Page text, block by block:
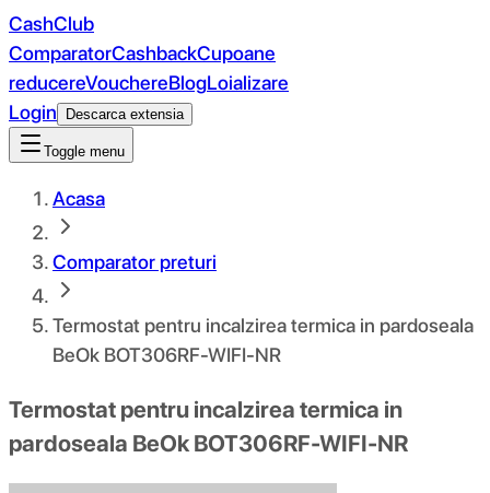
CashClub
ComparatorCashbackCupoane
reducereVouchereBlogLoializare
Login
Descarca extensia
Toggle menu
Acasa
Comparator preturi
Termostat pentru incalzirea termica in pardoseala
BeOk BOT306RF-WIFI-NR
Termostat pentru incalzirea termica in
pardoseala BeOk BOT306RF-WIFI-NR